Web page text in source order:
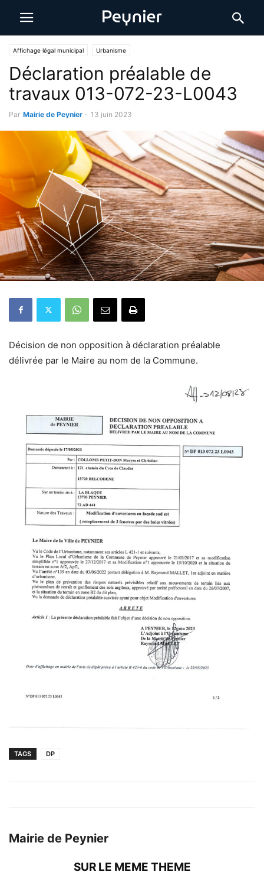
Affichage légal municipal Urbanisme
Déclaration préalable de
travaux 013-072-23-L0043
Par Mairie de Peynier - 13 juin 2023
Décision de non opposition à déclaration préalable
délivrée par le Maire au nom de la Commune.
TAGS DP
Mairie de Peynier
SUR LE MEME THEME